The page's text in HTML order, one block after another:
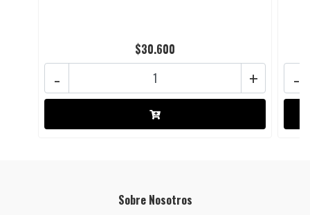
$30.600
+
- -
Sobre Nosotros